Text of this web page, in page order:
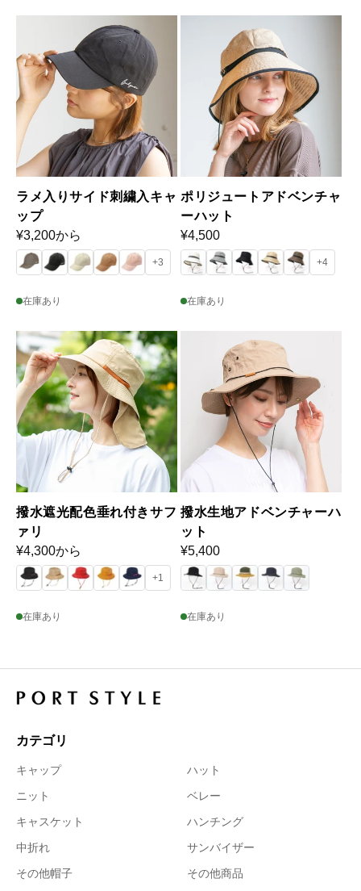
ラメ入りサイド刺繍入キャ
ップ
通
常
価
格
¥3,200から
+3
在庫あり
ポリジュートアドベンチャ
ーハット
通
常
価
格
¥4,500
+4
在庫あり
撥水遮光配色垂れ付きサフ
ァリ
通
常
価
格
¥4,300から
+1
在庫あり
撥水生地アドベンチャーハ
ット
通
常
価
格
¥5,400
在庫あり
カテゴリ
キャップ
ハット
ニット
ベレー
キャスケット
ハンチング
中折れ
サンバイザー
その他帽子
その他商品